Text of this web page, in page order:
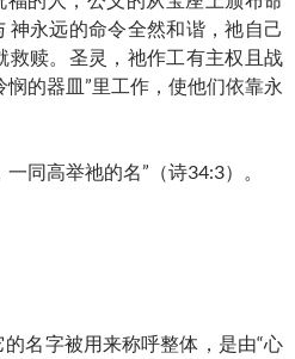
神永远的命令全然和谐，祂自己
救赎。圣灵，祂作工有主权且战
的器皿”里工作，使他们依靠永
同高举祂的名”（诗34:3）。
名字被用来称呼整体，是由“心